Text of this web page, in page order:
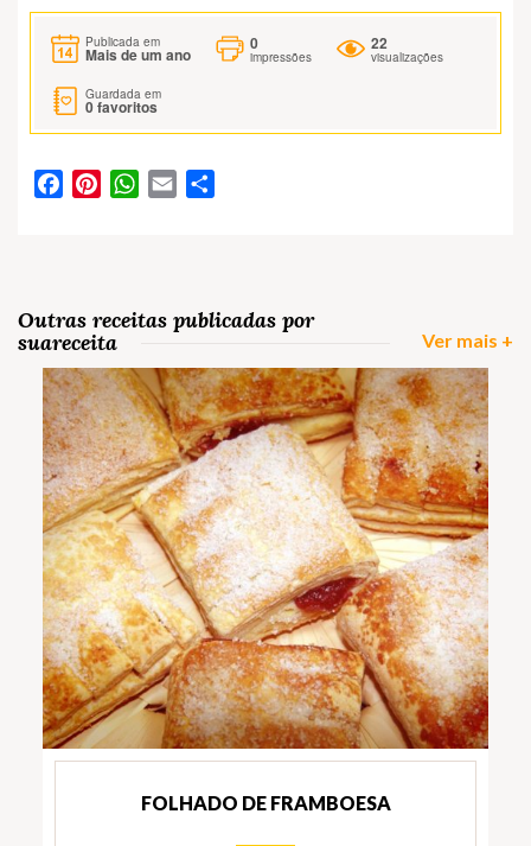
Publicada em
Mais de um ano
0
impressões
22
visualizações
Guardada em
0favoritos
FacebookPinterestWhatsApp
Email
Outras receitas publicadas por
suareceita
Ver mais +
FOLHADO DE FRAMBOESA